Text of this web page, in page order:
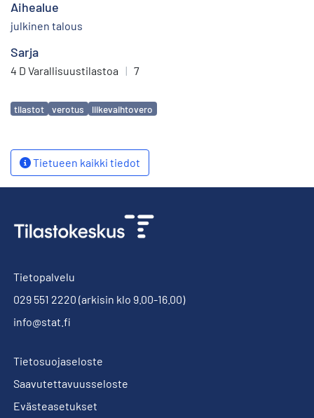
Aihealue
julkinen talous
Sarja
4 D Varallisuustilastoa | 7
Avainsanat
tilastot verotus liikevaihtovero
Tietueen kaikki tiedot
Tietopalvelu
029 551 2220 (arkisin klo 9.00-16.00)
info@stat.fi
Tietosuojaseloste
Saavutettavuusseloste
Evästeasetukset